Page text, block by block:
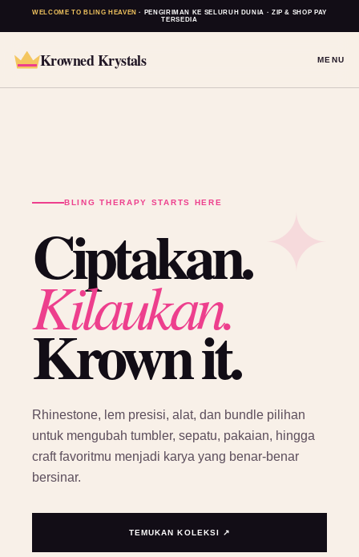
WELCOME TO BLING HEAVEN · PENGIRIMAN KE SELURUH DUNIA · ZIP & SHOP PAY
TERSEDIA
Krowned Krystals MENU
BLING THERAPY STARTS HERE
Ciptakan.
Kilaukan.
Krown it.
Rhinestone, lem presisi, alat, dan bundle pilihan
untuk mengubah tumbler, sepatu, pakaian, hingga
craft favoritmu menjadi karya yang benar-benar
bersinar.
TEMUKAN KOLEKSI ↗